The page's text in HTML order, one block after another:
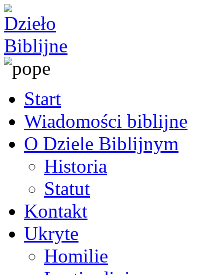
Start
Wiadomości biblijne
O Dziele Biblijnym
Historia
Statut
Kontakt
Ukryte
Homilie